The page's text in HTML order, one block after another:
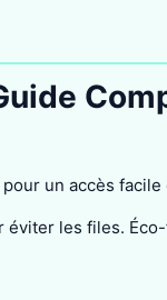
un accès
les files.